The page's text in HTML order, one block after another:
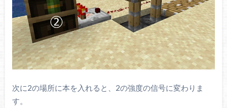
次に2の場所に本を入れると、2の強度の信号に変わりま
す。